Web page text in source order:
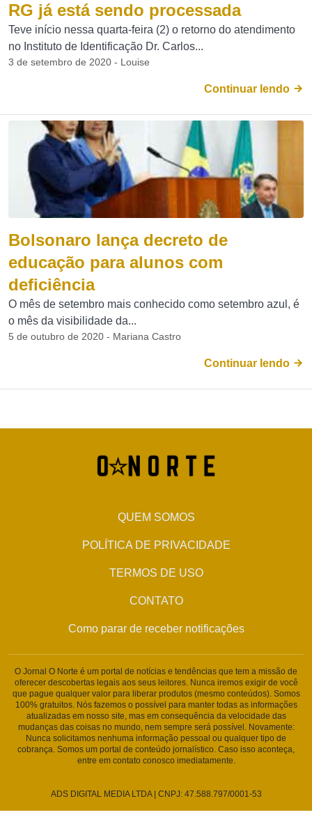
RG já está sendo processada
Teve início nessa quarta-feira (2) o retorno do atendimento
no Instituto de Identificação Dr. Carlos...
3 de setembro de 2020 - Louise
Continuar lendo
Bolsonaro lança decreto de
educação para alunos com
deficiência
O mês de setembro mais conhecido como setembro azul, é
o mês da visibilidade da...
5 de outubro de 2020 - Mariana Castro
Continuar lendo
QUEM SOMOS
POLÍTICA DE PRIVACIDADE
TERMOS DE USO
CONTATO
Como parar de receber notificações
O Jornal O Norte é um portal de notícias e tendências que tem a missão de
oferecer descobertas legais aos seus leitores. Nunca iremos exigir de você
que pague qualquer valor para liberar produtos (mesmo conteúdos). Somos
100% gratuitos. Nós fazemos o possível para manter todas as informações
atualizadas em nosso site, mas em consequência da velocidade das
mudanças das coisas no mundo, nem sempre será possível. Novamente:
Nunca solicitamos nenhuma informação pessoal ou qualquer tipo de
cobrança. Somos um portal de conteúdo jornalístico. Caso isso aconteça,
entre em contato conosco imediatamente.
ADS DIGITAL MEDIA LTDA | CNPJ: 47.588.797/0001-53